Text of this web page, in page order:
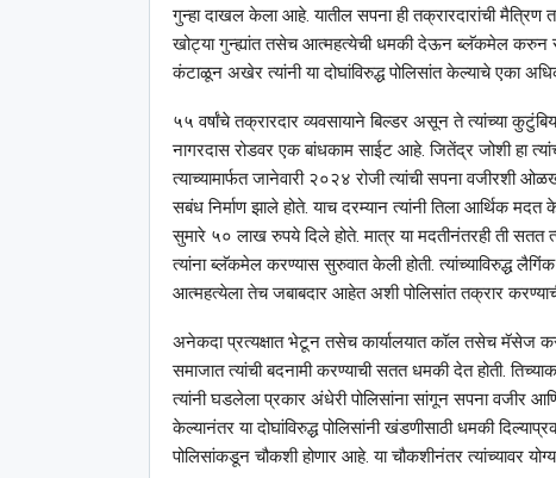
गुन्हा दाखल केला आहे. यातील सपना ही तक्रारदारांची
खोट्या गुन्ह्यांत तसेच आत्महत्येची धमकी देऊन ब्लॅकमेल करुन
कंटाळून अखेर त्यांनी या दोघांविरुद्ध पोलिसांत केल्याचे एका
५५ वर्षांचे तक्रारदार व्यवसायाने बिल्डर असून ते त्यांच्या
नागरदास रोडवर एक बांधकाम साईट आहे. जितेंद्र जोशी हा
त्याच्यामार्फत जानेवारी २०२४ रोजी त्यांची सपना वजीरशी
सबंध निर्माण झाले होते. याच दरम्यान त्यांनी तिला आर्थिक मदत
सुमारे ५० लाख रुपये दिले होते. मात्र या मदतीनंतरही ती सतत
त्यांना ब्लॅकमेल करण्यास सुरुवात केली होती. त्यांच्याविरुद्ध
आत्महत्येला तेच जबाबदार आहेत अशी पोलिसांत तक्रार
अनेकदा प्रत्यक्षात भेटून तसेच कार्यालयात कॉल तसेच मॅसेज
समाजात त्यांची बदनामी करण्याची सतत धमकी देत होती.
त्यांनी घडलेला प्रकार अंधेरी पोलिसांना सांगून सपना वजीर
केल्यानंतर या दोघांविरुद्ध पोलिसांनी खंडणीसाठी धमकी
पोलिसांकडून चौकशी होणार आहे. या चौकशीनंतर त्यांच्यावर